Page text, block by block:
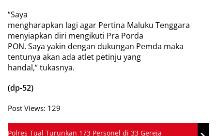
“Saya
mengharapkan lagi agar Pertina Maluku Tenggara
menyiapkan diri mengikuti Pra Porda
PON. Saya yakin dengan dukungan Pemda maka
tentunya akan ada atlet petinju yang
handal,” tukasnya.
(dp-52)
Post Views: 129
Polres Tual Turunkan 173 Personel di 33 Gereja